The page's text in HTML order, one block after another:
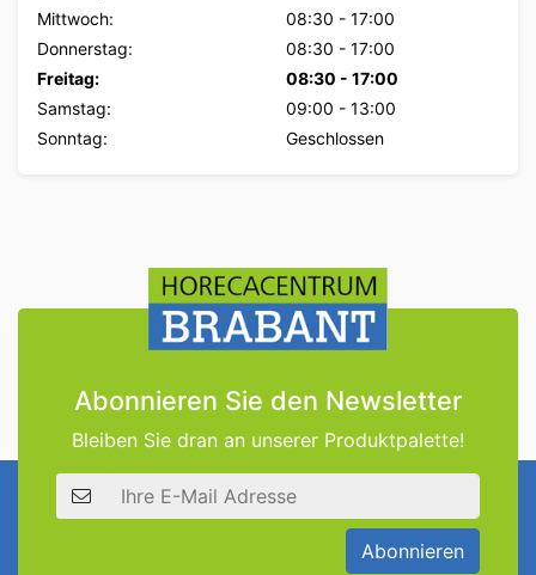
Mittwoch:
08:30 - 17:00
Donnerstag:
08:30 - 17:00
Freitag:
08:30 - 17:00
Samstag:
09:00 - 13:00
Sonntag:
Geschlossen
Abonnieren Sie den Newsletter
Bleiben Sie dran an unserer Produktpalette!
E-Mail Adresse
Abonnieren